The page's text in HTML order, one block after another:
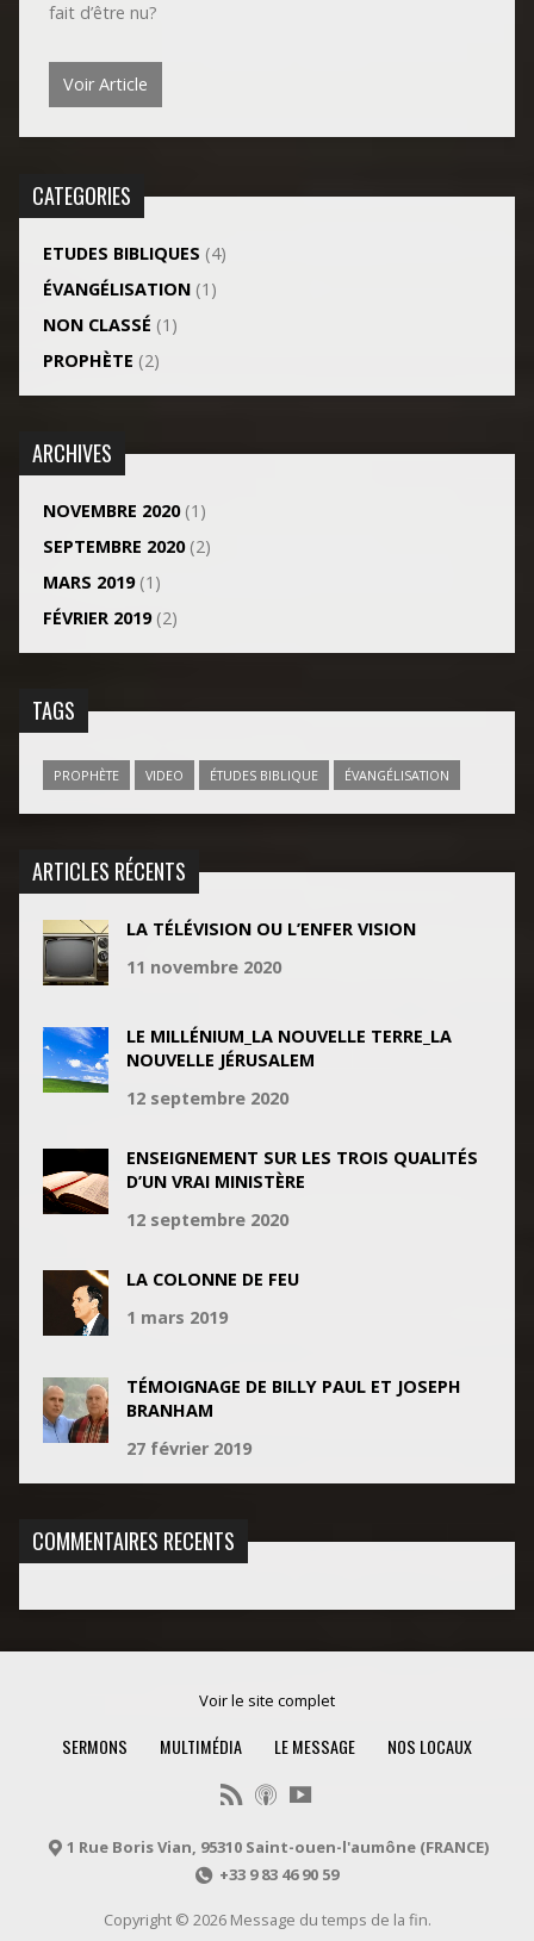
fait d’être nu?
Voir Article
CATEGORIES
ETUDES BIBLIQUES (4)
ÉVANGÉLISATION(1)
NON CLASSÉ (1)
PROPHÈTE (2)
ARCHIVES
NOVEMBRE 2020(1)
SEPTEMBRE 2020(2)
MARS 2019(1)
FÉVRIER 2019(2)
TAGS
PROPHÈTE VIDEO ÉTUDES BIBLIQUE ÉVANGÉLISATION
ARTICLES RÉCENTS
LA TÉLÉVISION OU L’ENFER VISION
11 novembre 2020
LE MILLÉNIUM_LA NOUVELLE TERRE_LA
NOUVELLE JÉRUSALEM
12 septembre 2020
ENSEIGNEMENT SUR LES TROIS QUALITÉS
D’UN VRAI MINISTÈRE
12 septembre 2020
LA COLONNE DE FEU
1 mars 2019
TÉMOIGNAGE DE BILLY PAUL ET JOSEPH
BRANHAM
27 février 2019
COMMENTAIRES RECENTS
Voir le site complet
SERMONS MULTIMÉDIA LE MESSAGE NOS LOCAUX
1 Rue Boris Vian, 95310 Saint-ouen-l'aumône (FRANCE)
+33 9 83 46 90 59
Copyright © 2026 Message du temps de la fin.